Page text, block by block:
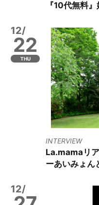
『10代無料
12/
22
THU
INTERVIEW
La.mamaリ
ーあいみょ
12/